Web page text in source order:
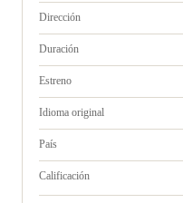
Dirección
Duración
Estreno
Idioma original
País
Calificación